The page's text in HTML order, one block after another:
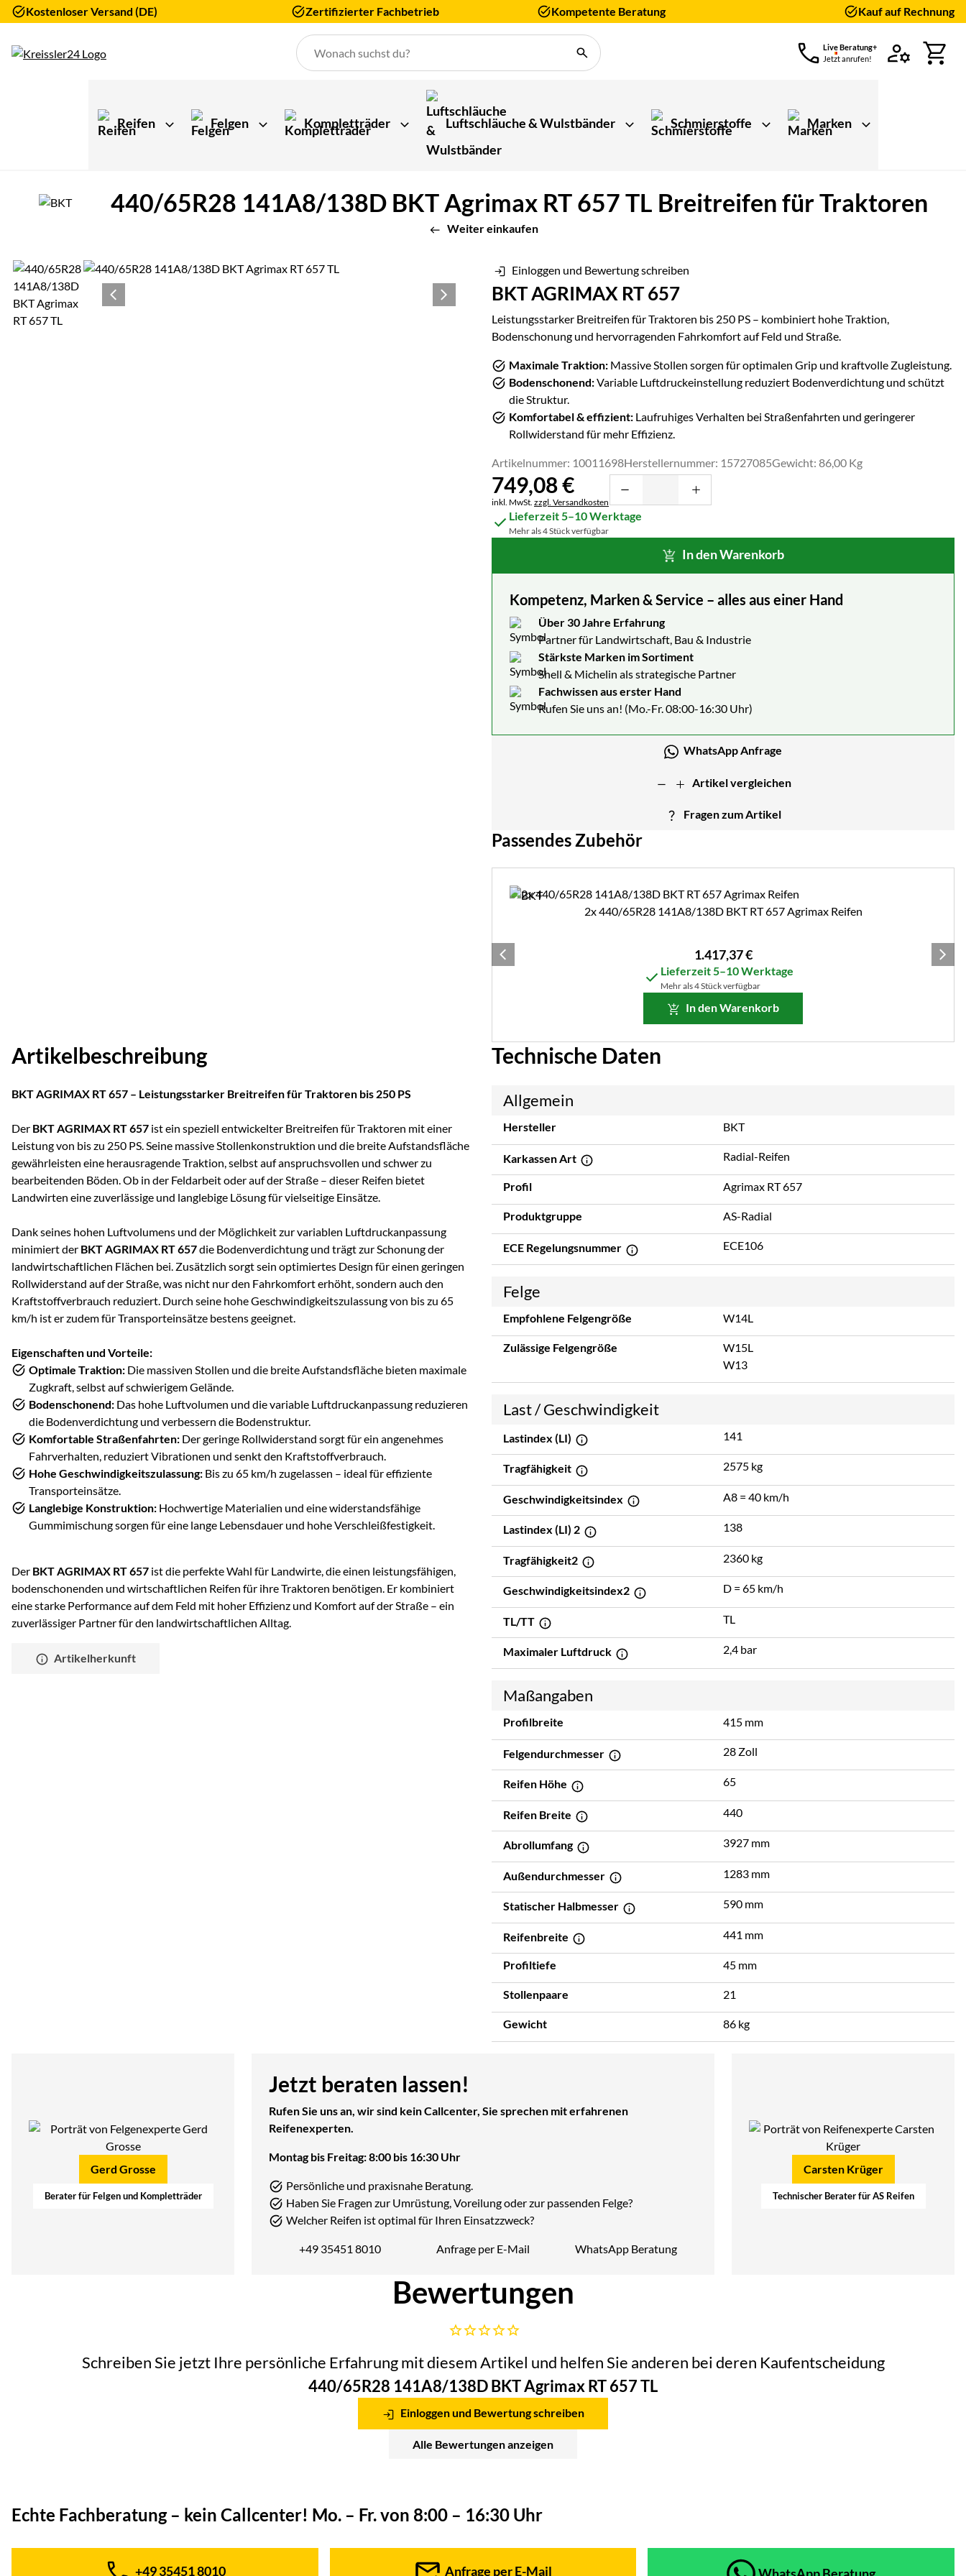
Kostenloser Versand (DE) Zertifizierter Fachbetrieb Kompetente Beratung Kauf auf Rechnung
Live Beratung+
Jetzt anrufen!
Reifen Felgen Kompletträder Luftschläuche & Wulstbänder Schmierstoffe Marken
440/65R28 141A8/138D BKT Agrimax RT 657 TL Breitreifen für Traktoren
Weiter einkaufen
Produktgalerie
Zur Kaufbox springen
Einloggen und Bewertung schreiben
BKT AGRIMAX RT 657
Leistungsstarker Breitreifen für Traktoren bis 250 PS – kombiniert hohe Traktion,
Bodenschonung und hervorragenden Fahrkomfort auf Feld und Straße.
Maximale Traktion: Massive Stollen sorgen für optimalen Grip und kraftvolle Zugleistung.
Bodenschonend:Variable Luftdruckeinstellung reduziert Bodenverdichtung und schützt
die Struktur.
Komfortabel & effizient: Laufruhiges Verhalten bei Straßenfahrten und geringerer
Rollwiderstand für mehr Effizienz.
Artikelnummer: 10011698Herstellernummer: 15727085Gewicht: 86,00 Kg
749,08€
Steuerhinweis:
inkl. MwSt. zzgl. Versandkosten
Lieferzeit 5–10 Werktage
Mehr als 4 Stück verfügbar
In den Warenkorb
Kompetenz, Marken & Service – alles aus einer Hand
Über 30 Jahre Erfahrung
Partner für Landwirtschaft, Bau & Industrie
Stärkste Marken im Sortiment
Shell & Michelin als strategische Partner
Fachwissen aus erster Hand
Rufen Sie uns an! (Mo.-Fr. 08:00-16:30 Uhr)
WhatsApp Anfrage
Artikel vergleichen
Fragen zum Artikel
Passendes Zubehör
Zubehör überspringen
2x 440/65R28 141A8/138D BKT RT 657 Agrimax Reifen
1.417,37€
Lieferzeit 5–10 Werktage
Mehr als 4 Stück verfügbar
In den Warenkorb
Artikelbeschreibung
BKT AGRIMAX RT 657 – Leistungsstarker Breitreifen für Traktoren bis 250 PS
Der BKT AGRIMAX RT 657 ist ein speziell entwickelter Breitreifen für Traktoren mit einer
Leistung von bis zu 250 PS. Seine massive Stollenkonstruktion und die breite Aufstandsfläche
gewährleisten eine herausragende Traktion, selbst auf anspruchsvollen und schwer zu
bearbeitenden Böden. Ob in der Feldarbeit oder auf der Straße – dieser Reifen bietet
Landwirten eine zuverlässige und langlebige Lösung für vielseitige Einsätze.
Dank seines hohen Luftvolumens und der Möglichkeit zur variablen Luftdruckanpassung
minimiert der BKT AGRIMAX RT 657die Bodenverdichtung und trägt zur Schonung der
landwirtschaftlichen Flächen bei. Zusätzlich sorgt sein optimiertes Design für einen geringen
Rollwiderstand auf der Straße, was nicht nur den Fahrkomfort erhöht, sondern auch den
Kraftstoffverbrauch reduziert. Durch seine hohe Geschwindigkeitszulassung von bis zu 65
km/h ist er zudem für Transporteinsätze bestens geeignet.
Eigenschaften und Vorteile:
Optimale Traktion: Die massiven Stollen und die breite Aufstandsfläche bieten maximale
Zugkraft, selbst auf schwierigem Gelände.
Bodenschonend: Das hohe Luftvolumen und die variable Luftdruckanpassung reduzieren
die Bodenverdichtung und verbessern die Bodenstruktur.
Komfortable Straßenfahrten: Der geringe Rollwiderstand sorgt für ein angenehmes
Fahrverhalten, reduziert Vibrationen und senkt den Kraftstoffverbrauch.
Hohe Geschwindigkeitszulassung: Bis zu 65 km/h zugelassen – ideal für effiziente
Transporteinsätze.
Langlebige Konstruktion: Hochwertige Materialien und eine widerstandsfähige
Gummimischung sorgen für eine lange Lebensdauer und hohe Verschleißfestigkeit.
Der BKT AGRIMAX RT 657 ist die perfekte Wahl für Landwirte, die einen leistungsfähigen,
bodenschonenden und wirtschaftlichen Reifen für ihre Traktoren benötigen. Er kombiniert
eine starke Performance auf dem Feld mit hoher Effizienz und Komfort auf der Straße – ein
zuverlässiger Partner für den landwirtschaftlichen Alltag.
Artikelherkunft
Technische Daten
Allgemein
Hersteller BKT
Karkassen Art Radial-Reifen
Profil Agrimax RT 657
Produktgruppe AS-Radial
ECE Regelungsnummer ECE106
Felge
Empfohlene Felgengröße W14L
Zulässige Felgengröße
W15L
W13
Last / Geschwindigkeit
Lastindex (LI) 141
Tragfähigkeit 2575 kg
Geschwindigkeitsindex A8 = 40 km/h
Lastindex (LI) 2 138
Tragfähigkeit2 2360 kg
Geschwindigkeitsindex2 D = 65 km/h
TL/TT TL
Maximaler Luftdruck 2,4 bar
Maßangaben
Profilbreite 415 mm
Felgendurchmesser 28 Zoll
Reifen Höhe 65
Reifen Breite 440
Abrollumfang 3927 mm
Außendurchmesser 1283 mm
Statischer Halbmesser 590 mm
Reifenbreite 441 mm
Profiltiefe 45 mm
Stollenpaare 21
Gewicht 86 kg
Gerd Grosse
Berater für Felgen und Kompletträder
Jetzt beraten lassen!
Rufen Sie uns an, wir sind kein Callcenter, Sie sprechen mit erfahrenen
Reifenexperten.
Montag bis Freitag: 8:00 bis 16:30 Uhr
Persönliche und praxisnahe Beratung.
Haben Sie Fragen zur Umrüstung, Voreilung oder zur passenden Felge?
Welcher Reifen ist optimal für Ihren Einsatzzweck?
Telefon:
+49 35451 8010 Anfrage per E-Mail WhatsApp Beratung
Carsten Krüger
Technischer Berater für AS Reifen
Bewertungen
Noch keine Bewertungen abgegeben
Schreiben Sie jetzt Ihre persönliche Erfahrung mit diesem Artikel und helfen Sie anderen bei deren Kaufentscheidung
440/65R28 141A8/138D BKT Agrimax RT 657 TL
Einloggen und Bewertung schreiben
Alle Bewertungen anzeigen
Echte Fachberatung – kein Callcenter! Mo. – Fr. von 8:00 – 16:30 Uhr
+49 35451 8010 Anfrage per E-Mail